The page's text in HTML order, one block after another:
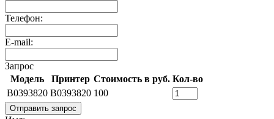
Телефон:
E-mail:
Запрос
Модель
Принтер Стоимость в руб. Кол-во
B0393820 B0393820 100
Отправить запрос